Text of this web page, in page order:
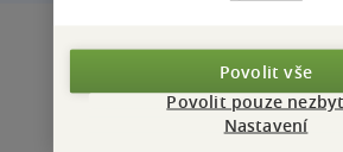
Povolit vše
Povolit pouze
Nastavení